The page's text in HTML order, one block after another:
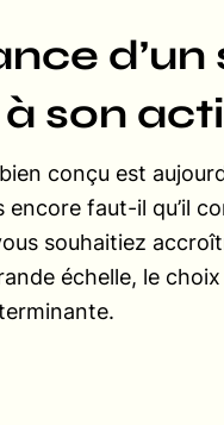
son
bien conçu est
encore faut-il qu’il
souhaitiez
échelle, le